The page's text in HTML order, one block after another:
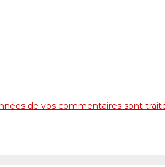
de vos commentaires sont